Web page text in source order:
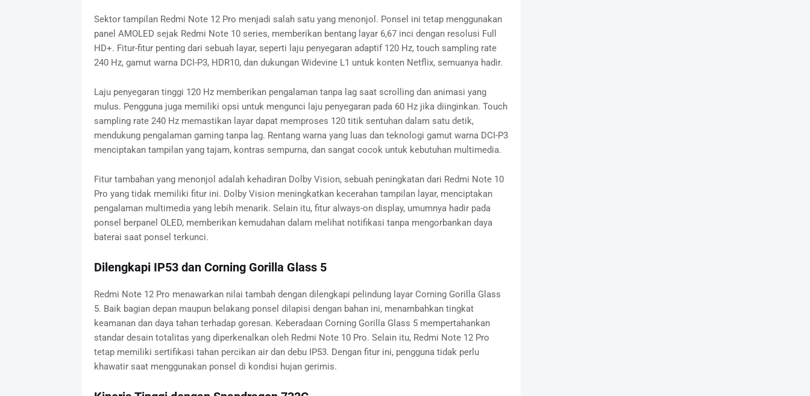
Sektor tampilan Redmi Note 12 Pro menjadi salah satu yang menonjol. Ponsel ini tetap menggunakan
panel AMOLED sejak Redmi Note 10 series, memberikan bentang layar 6,67 inci dengan resolusi Full
HD+. Fitur-fitur penting dari sebuah layar, seperti laju penyegaran adaptif 120 Hz, touch sampling rate
240 Hz, gamut warna DCI-P3, HDR10, dan dukungan Widevine L1 untuk konten Netflix, semuanya hadir.
Laju penyegaran tinggi 120 Hz memberikan pengalaman tanpa lag saat scrolling dan animasi yang
mulus. Pengguna juga memiliki opsi untuk mengunci laju penyegaran pada 60 Hz jika diinginkan. Touch
sampling rate 240 Hz memastikan layar dapat memproses 120 titik sentuhan dalam satu detik,
mendukung pengalaman gaming tanpa lag. Rentang warna yang luas dan teknologi gamut warna DCI-P3
menciptakan tampilan yang tajam, kontras sempurna, dan sangat cocok untuk kebutuhan multimedia.
Fitur tambahan yang menonjol adalah kehadiran Dolby Vision, sebuah peningkatan dari Redmi Note 10
Pro yang tidak memiliki fitur ini. Dolby Vision meningkatkan kecerahan tampilan layar, menciptakan
pengalaman multimedia yang lebih menarik. Selain itu, fitur always-on display, umumnya hadir pada
ponsel berpanel OLED, memberikan kemudahan dalam melihat notifikasi tanpa mengorbankan daya
baterai saat ponsel terkunci.
Dilengkapi IP53 dan Corning Gorilla Glass 5
Redmi Note 12 Pro menawarkan nilai tambah dengan dilengkapi pelindung layar Corning Gorilla Glass
5. Baik bagian depan maupun belakang ponsel dilapisi dengan bahan ini, menambahkan tingkat
keamanan dan daya tahan terhadap goresan. Keberadaan Corning Gorilla Glass 5 mempertahankan
standar desain totalitas yang diperkenalkan oleh Redmi Note 10 Pro. Selain itu, Redmi Note 12 Pro
tetap memiliki sertifikasi tahan percikan air dan debu IP53. Dengan fitur ini, pengguna tidak perlu
khawatir saat menggunakan ponsel di kondisi hujan gerimis.